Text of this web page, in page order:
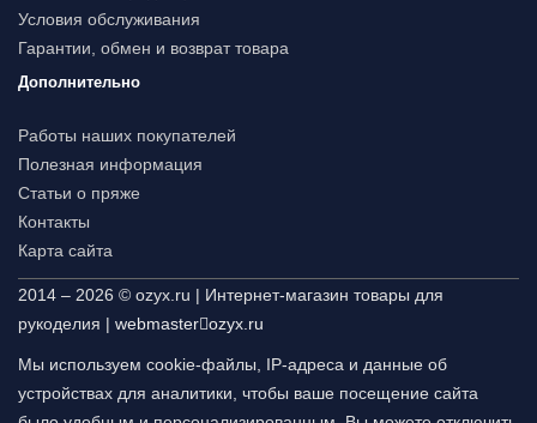
Условия обслуживания
Гарантии, обмен и возврат товара
Дополнительно
Работы наших покупателей
Полезная информация
Статьи о пряже
Контакты
Карта сайта
2014 – 2026 © ozyx.ru | Интернет-магазин товары для
рукоделия | webmaster ozyx.ru
Мы используем cookie-файлы, IP-адреса и данные об
устройствах для аналитики, чтобы ваше посещение сайта